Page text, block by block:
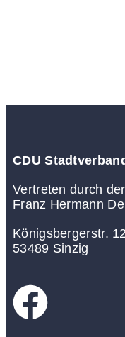
CDU
Vertreten durch
Franz Hermann
Königsbergerstr. 12
53489 Sinzig